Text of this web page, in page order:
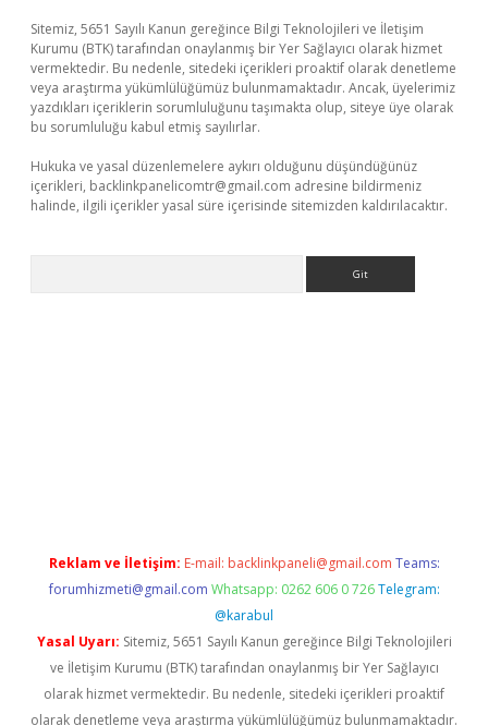
Sitemiz, 5651 Sayılı Kanun gereğince Bilgi Teknolojileri ve İletişim
Kurumu (BTK) tarafından onaylanmış bir Yer Sağlayıcı olarak hizmet
vermektedir. Bu nedenle, sitedeki içerikleri proaktif olarak denetleme
veya araştırma yükümlülüğümüz bulunmamaktadır. Ancak, üyelerimiz
yazdıkları içeriklerin sorumluluğunu taşımakta olup, siteye üye olarak
bu sorumluluğu kabul etmiş sayılırlar.
Hukuka ve yasal düzenlemelere aykırı olduğunu düşündüğünüz
içerikleri, backlinkpanelicomtr@gmail.com adresine bildirmeniz
halinde, ilgili içerikler yasal süre içerisinde sitemizden kaldırılacaktır.
Reklam ve İletişim: E-mail: backlinkpaneli@gmail.com Teams:
forumhizmeti@gmail.com Whatsapp: 0262 606 0 726 Telegram:
@karabul
Yasal Uyarı: Sitemiz, 5651 Sayılı Kanun gereğince Bilgi Teknolojileri
ve İletişim Kurumu (BTK) tarafından onaylanmış bir Yer Sağlayıcı
olarak hizmet vermektedir. Bu nedenle, sitedeki içerikleri proaktif
olarak denetleme veya araştırma yükümlülüğümüz bulunmamaktadır.